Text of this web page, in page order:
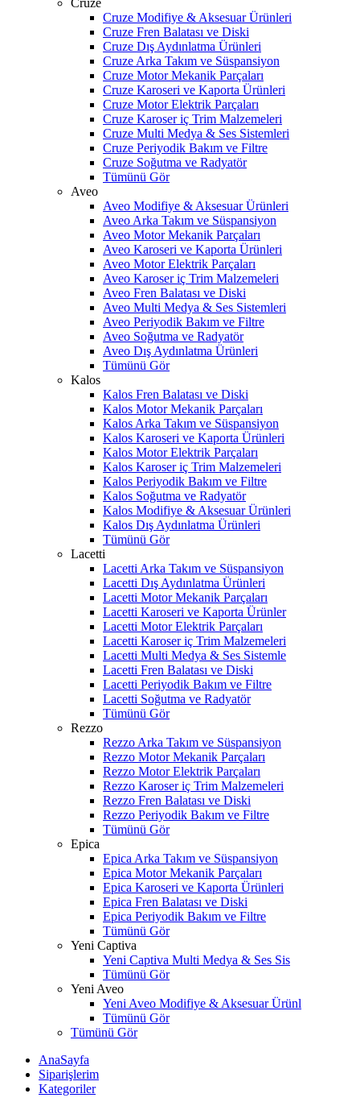
Cruze
Cruze Modifiye & Aksesuar Ürünleri
Cruze Fren Balatası ve Diski
Cruze Dış Aydınlatma Ürünleri
Cruze Arka Takım ve Süspansiyon
Cruze Motor Mekanik Parçaları
Cruze Karoseri ve Kaporta Ürünleri
Cruze Motor Elektrik Parçaları
Cruze Karoser iç Trim Malzemeleri
Cruze Multi Medya & Ses Sistemleri
Cruze Periyodik Bakım ve Filtre
Cruze Soğutma ve Radyatör
Tümünü Gör
Aveo
Aveo Modifiye & Aksesuar Ürünleri
Aveo Arka Takım ve Süspansiyon
Aveo Motor Mekanik Parçaları
Aveo Karoseri ve Kaporta Ürünleri
Aveo Motor Elektrik Parçaları
Aveo Karoser iç Trim Malzemeleri
Aveo Fren Balatası ve Diski
Aveo Multi Medya & Ses Sistemleri
Aveo Periyodik Bakım ve Filtre
Aveo Soğutma ve Radyatör
Aveo Dış Aydınlatma Ürünleri
Tümünü Gör
Kalos
Kalos Fren Balatası ve Diski
Kalos Motor Mekanik Parçaları
Kalos Arka Takım ve Süspansiyon
Kalos Karoseri ve Kaporta Ürünleri
Kalos Motor Elektrik Parçaları
Kalos Karoser iç Trim Malzemeleri
Kalos Periyodik Bakım ve Filtre
Kalos Soğutma ve Radyatör
Kalos Modifiye & Aksesuar Ürünleri
Kalos Dış Aydınlatma Ürünleri
Tümünü Gör
Lacetti
Lacetti Arka Takım ve Süspansiyon
Lacetti Dış Aydınlatma Ürünleri
Lacetti Motor Mekanik Parçaları
Lacetti Karoseri ve Kaporta Ürünler
Lacetti Motor Elektrik Parçaları
Lacetti Karoser iç Trim Malzemeleri
Lacetti Multi Medya & Ses Sistemle
Lacetti Fren Balatası ve Diski
Lacetti Periyodik Bakım ve Filtre
Lacetti Soğutma ve Radyatör
Tümünü Gör
Rezzo
Rezzo Arka Takım ve Süspansiyon
Rezzo Motor Mekanik Parçaları
Rezzo Motor Elektrik Parçaları
Rezzo Karoser iç Trim Malzemeleri
Rezzo Fren Balatası ve Diski
Rezzo Periyodik Bakım ve Filtre
Tümünü Gör
Epica
Epica Arka Takım ve Süspansiyon
Epica Motor Mekanik Parçaları
Epica Karoseri ve Kaporta Ürünleri
Epica Fren Balatası ve Diski
Epica Periyodik Bakım ve Filtre
Tümünü Gör
Yeni Captiva
Yeni Captiva Multi Medya & Ses Sis
Tümünü Gör
Yeni Aveo
Yeni Aveo Modifiye & Aksesuar Ürünl
Tümünü Gör
Tümünü Gör
AnaSayfa
Siparişlerim
Kategoriler